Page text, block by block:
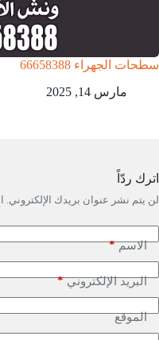
سطحات الجهراء 66658388
مارس 14, 2025
اترك ردّاً
لن يتم نشر عنوان بريدك الإلكتروني.
الاسم*
البريد الإلكتروني*
الموقع